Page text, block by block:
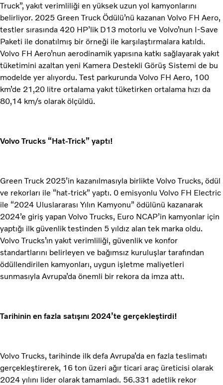
Truck”, yakıt verimliliği en yüksek uzun yol kamyonlarını
belirliyor. 2025 Green Truck Ödülü’nü kazanan Volvo FH Aero,
testler sırasında 420 HP’lik D13 motorlu ve Volvo’nun I-Save
Paketi ile donatılmış bir örneği ile karşılaştırmalara katıldı.
Volvo FH Aero’nun aerodinamik yapısına katkı sağlayarak yakıt
tüketimini azaltan yeni Kamera Destekli Görüş Sistemi de bu
modelde yer alıyordu. Test parkurunda Volvo FH Aero, 100
km’de 21,20 litre ortalama yakıt tüketirken ortalama hızı da
80,14 km/s olarak ölçüldü.
Volvo Trucks “Hat-Trick” yaptı!
Green Truck 2025’in kazanılmasıyla birlikte Volvo Trucks, ödül
ve rekorları ile “hat-trick” yaptı. 0 emisyonlu Volvo FH Electric
ile “2024 Uluslararası Yılın Kamyonu” ödülünü kazanarak
2024’e giriş yapan Volvo Trucks, Euro NCAP’in kamyonlar için
yaptığı ilk güvenlik testinden 5 yıldız alan tek marka oldu.
Volvo Trucks’ın yakıt verimliliği, güvenlik ve konfor
standartlarını belirleyen ve bağımsız kuruluşlar tarafından
ödüllendirilen kamyonları, uygun işletme maliyetleri
sunmasıyla Avrupa’da önemli bir rekora da imza attı.
Tarihinin en fazla satışını 2024’te gerçekleştirdi!
Volvo Trucks, tarihinde ilk defa Avrupa’da en fazla teslimatı
gerçekleştirerek, 16 ton üzeri ağır ticari araç üreticisi olarak
2024 yılını lider olarak tamamladı. 56.331 adetlik rekor